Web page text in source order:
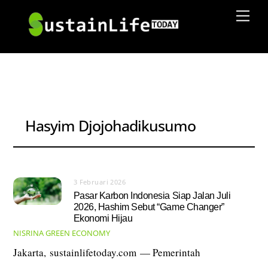
content
Hasyim Djojohadikusumo
3 Februari 2026
Pasar Karbon Indonesia Siap Jalan Juli
2026, Hashim Sebut “Game Changer”
Ekonomi Hijau
NISRINA GREEN ECONOMY
Jakarta, sustainlifetoday.com — Pemerintah